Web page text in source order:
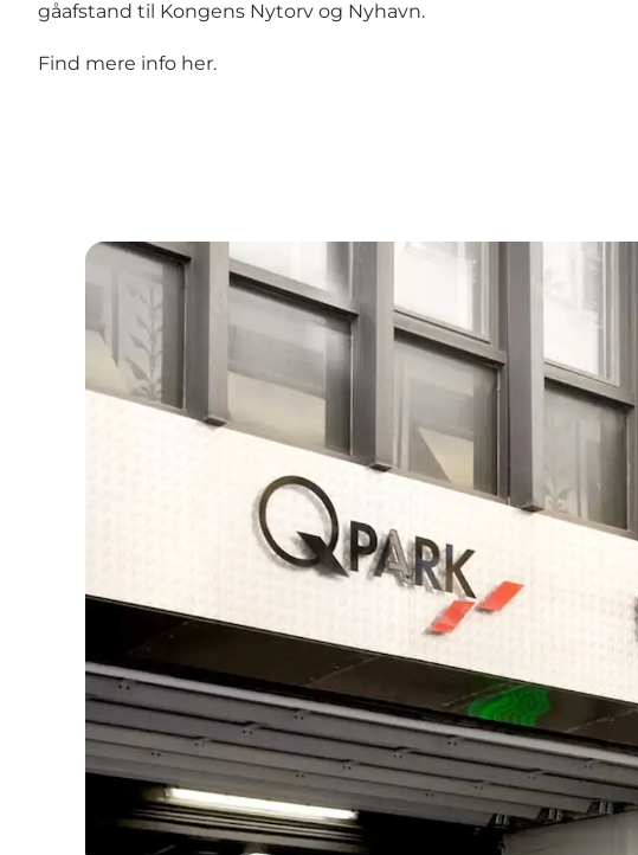
gåafstand til Kongens Nytorv og Nyhavn.
Find mere info her.